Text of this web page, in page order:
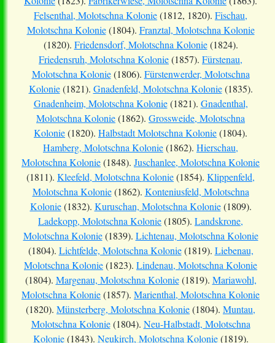
Felsenthal, Molotschna Kolonie(1812, 1820). Fischau,
Molotschna Kolonie(1804). Franztal, Molotschna Kolonie
(1820). Friedensdorf, Molotschna Kolonie(1824).
Friedensruh, Molotschna Kolonie(1857). Fürstenau,
Molotschna Kolonie(1806). Fürstenwerder, Molotschna
Kolonie(1821). Gnadenfeld, Molotschna Kolonie(1835).
Gnadenheim, Molotschna Kolonie(1821). Gnadenthal,
Molotschna Kolonie(1862). Grossweide, Molotschna
Kolonie(1820). Halbstadt Molotschna Kolonie(1804).
Hamberg, Molotschna Kolonie(1862). Hierschau,
Molotschna Kolonie(1848). Juschanlee, Molotschna Kolonie
(1811). Kleefeld, Molotschna Kolonie(1854). Klippenfeld,
Molotschna Kolonie(1862). Konteniusfeld, Molotschna
Kolonie(1832). Kuruschan, Molotschna Kolonie(1809).
Ladekopp, Molotschna Kolonie(1805). Landskrone,
Molotschna Kolonie(1839). Lichtenau, Molotschna Kolonie
(1804). Lichtfelde, Molotschna Kolonie(1819). Liebenau,
Molotschna Kolonie(1823). Lindenau, Molotschna Kolonie
(1804). Margenau, Molotschna Kolonie(1819). Mariawohl,
Molotschna Kolonie(1857). Marienthal, Molotschna Kolonie
(1820). Münsterberg, Molotschna Kolonie(1804). Muntau,
Molotschna Kolonie(1804). Neu-Halbstadt, Molotschna
Kolonie(1843). Neukirch, Molotschna Kolonie(1819).